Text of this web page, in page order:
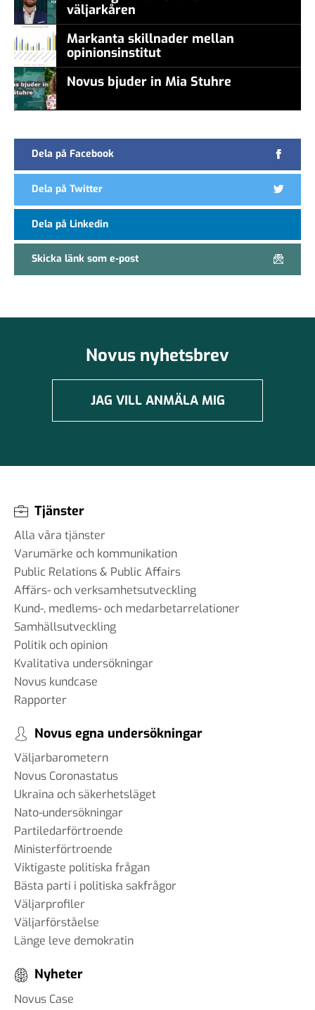
väljarkåren
Markanta skillnader mellan
opinionsinstitut
Novus bjuder in Mia Stuhre
Dela på Facebook
Dela på Twitter
Dela på Linkedin
Skicka länk som e-post
Novus nyhetsbrev
JAG VILL ANMÄLA MIG
Tjänster
Alla våra tjänster
Varumärke och kommunikation
Public Relations & Public Affairs
Affärs- och verksamhetsutveckling
Kund-, medlems- och medarbetarrelationer
Samhällsutveckling
Politik och opinion
Kvalitativa undersökningar
Novus kundcase
Rapporter
Novus egna undersökningar
Väljarbarometern
Novus Coronastatus
Ukraina och säkerhetsläget
Nato-undersökningar
Partiledarförtroende
Ministerförtroende
Viktigaste politiska frågan
Bästa parti i politiska sakfrågor
Väljarprofiler
Väljarförståelse
Länge leve demokratin
Nyheter
Novus Case